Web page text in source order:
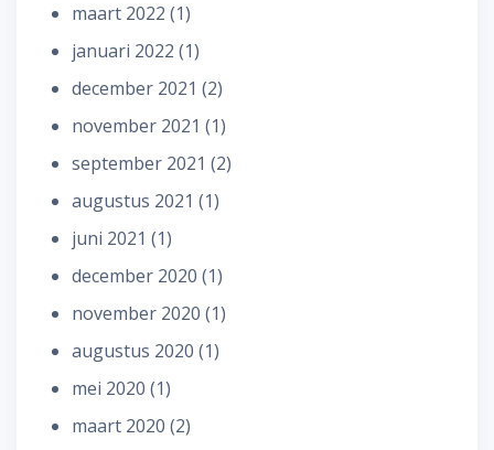
maart 2022 (1)
januari 2022 (1)
december 2021 (2)
november 2021 (1)
september 2021 (2)
augustus 2021 (1)
juni 2021 (1)
december 2020 (1)
november 2020 (1)
augustus 2020 (1)
mei 2020 (1)
maart 2020 (2)